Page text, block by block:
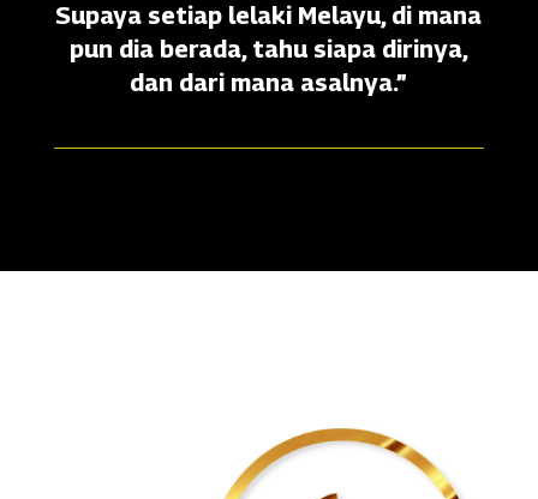
Supaya setiap lelaki Melayu, di mana
pun dia berada, tahu siapa dirinya,
dan dari mana asalnya.”